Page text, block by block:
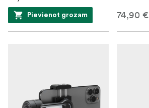
Pievienot grozam 74,90 €